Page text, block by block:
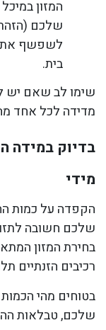
המזון
שלכם
לשפשף את
בית.
שימו לב שאם יש
מדידה לכל אחד
בדיוק במידה
מידי
הקפדה על כמות
שלכם חשובה
בחירת המזון
רכיבים הזנתיים
בטוחים מהי
שלכם, טבלאות